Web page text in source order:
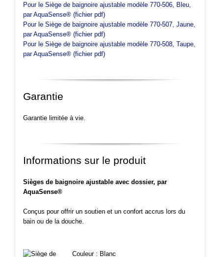
Pour le Siège de baignoire ajustable modèle 770-506, Bleu,
par AquaSense® (fichier pdf)
Pour le Siège de baignoire ajustable modèle 770-507, Jaune,
par AquaSense® (fichier pdf)
Pour le Siège de baignoire ajustable modèle 770-508, Taupe,
par AquaSense® (fichier pdf)
Garantie
Garantie limitée à vie.
Informations sur le produit
Sièges de baignoire ajustable avec dossier, par
AquaSense®
Conçus pour offrir un soutien et un confort accrus lors du
bain ou de la douche.
Couleur : Blanc